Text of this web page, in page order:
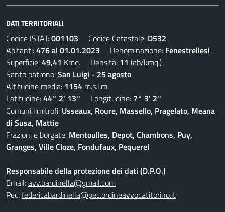
DATI TERRITORIALI
Codice ISTAT:001103 Codice Catastale: D532
Abitanti:476 al 01.01.2023 Denominazione: Fenestrellesi
Superficie:49,41 Kmq. Densità: 11 (ab/kmq.)
Santo patrono:San Luigi - 25 agosto
Altitudine media: 1154 m.s.l.m.
Latitudine:44° 2' 13'' Longitudine: 7° 3' 2''
Comuni limitrofi: Usseaux, Roure, Massello, Pragelato, Meana
di Susa, Mattie
Frazioni e borgate: Mentoulles, Depot, Chambons, Puy,
Granges, Ville Cloze, Fondufaux, Pequerel
Responsabile della protezione dei dati (D.P.O.)
Email:avv.bardinella@gmail.com
Pec:federicabardinella@pec.ordineavvocatitorino.it